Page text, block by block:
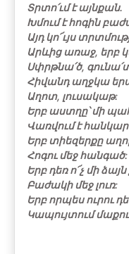
Տրտո՛ւմ է այնքան.
Խմում է հոգին
Այդ կո՜ւյս
Արևից առաջ, երբ
Սփրթնա՛ծ,
Հիվանդ աղջկա
Աղոտ, լուսակաթ:
Երբ աստղը՝ մի
Վառվում է
Երբ տիեզերքը
Հոգու մեջ հանգած:
Երբ դեռ ո՜չ մի ձայն
Բաժակի մեջ լուռ:
Երբ որպես ուրու
Կապույտում